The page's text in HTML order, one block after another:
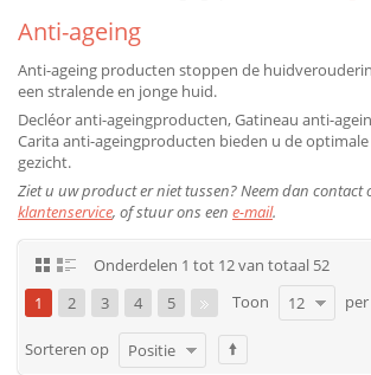
Anti-ageing
Anti-ageing producten stoppen de
een stralende en jonge huid.
Decléor anti-ageingproducten, Gatineau anti-
Carita anti-ageingproducten bieden u de
gezicht.
Ziet u uw product er niet tussen? Neem dan contact
klantenservice, of stuur ons een e-mail.
Onderdelen 1 tot 12 van totaal 52
1
2 3 4 5 Toon 12
Sorteren op Positie